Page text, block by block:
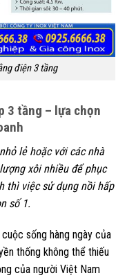
điện 3 tầng
3 tầng – lựa chọn
lẻ hoặc với các nhà
xôi nhiều để phục
thì việc sử dụng nồi hấp
số 1.
sống hàng ngày của
thống không thể thiếu
của người Việt Nam